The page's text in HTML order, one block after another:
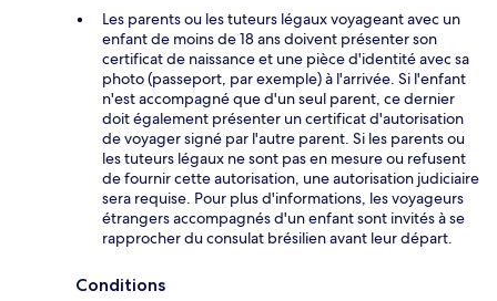
Les parents ou les tuteurs légaux voyageant avec un
enfant de moins de 18 ans doivent présenter son
certificat de naissance et une pièce d'identité avec sa
photo (passeport, par exemple) à l'arrivée. Si l'enfant
n'est accompagné que d'un seul parent, ce dernier
doit également présenter un certificat d'autorisation
de voyager signé par l'autre parent. Si les parents ou
les tuteurs légaux ne sont pas en mesure ou refusent
de fournir cette autorisation, une autorisation judiciaire
sera requise. Pour plus d'informations, les voyageurs
étrangers accompagnés d'un enfant sont invités à se
rapprocher du consulat brésilien avant leur départ.
Conditions